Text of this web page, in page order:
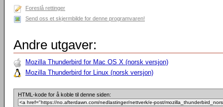
Foreslå rettinger
Send oss et skjermbilde for denne programvaren!
Andre utgaver:
Mozilla Thunderbird for Mac OS X (norsk versjon)
Mozilla Thunderbird for Linux (norsk versjon)
HTML-kode for å koble til denne siden: